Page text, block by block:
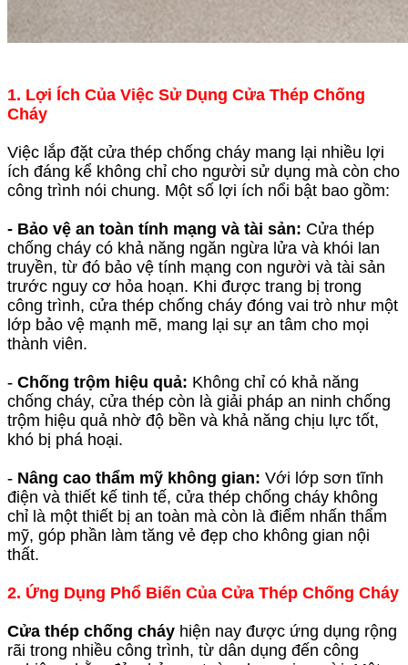
1. Lợi Ích Của Việc Sử Dụng Cửa Thép Chống
Cháy
Việc lắp đặt cửa thép chống cháy mang lại nhiều lợi
ích đáng kể không chỉ cho người sử dụng mà còn cho
công trình nói chung. Một số lợi ích nổi bật bao gồm:
- Bảo vệ an toàn tính mạng và tài sản: Cửa thép
chống cháy có khả năng ngăn ngừa lửa và khói lan
truyền, từ đó bảo vệ tính mạng con người và tài sản
trước nguy cơ hỏa hoạn. Khi được trang bị trong
công trình, cửa thép chống cháy đóng vai trò như một
lớp bảo vệ mạnh mẽ, mang lại sự an tâm cho mọi
thành viên.
- Chống trộm hiệu quả: Không chỉ có khả năng
chống cháy, cửa thép còn là giải pháp an ninh chống
trộm hiệu quả nhờ độ bền và khả năng chịu lực tốt,
khó bị phá hoại.
- Nâng cao thẩm mỹ không gian: Với lớp sơn tĩnh
điện và thiết kế tinh tế, cửa thép chống cháy không
chỉ là một thiết bị an toàn mà còn là điểm nhấn thẩm
mỹ, góp phần làm tăng vẻ đẹp cho không gian nội
thất.
2. Ứng Dụng Phổ Biến Của Cửa Thép Chống Cháy
Cửa thép chống cháy hiện nay được ứng dụng rộng
rãi trong nhiều công trình, từ dân dụng đến công